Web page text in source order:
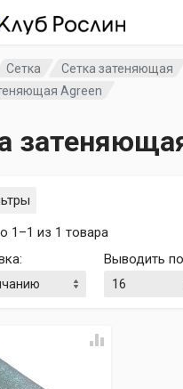
Сетка
Сетка затеняющая
Agreen
1–1 из 1 товара
: Выводить по